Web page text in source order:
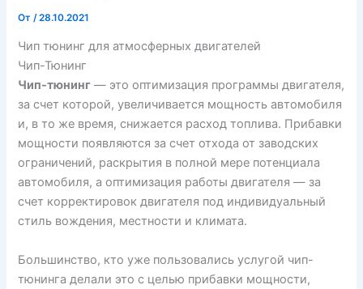
От /28.10.2021
Чип тюнинг для атмосферных двигателей
Чип-Тюнинг
Чип-тюнинг — это оптимизация программы двигателя,
за счет которой, увеличивается мощность автомобиля
и, в то же время, снижается расход топлива. Прибавки
мощности появляются за счет отхода от заводских
ограничений, раскрытия в полной мере потенциала
автомобиля, а оптимизация работы двигателя — за
счет корректировок двигателя под индивидуальный
стиль вождения, местности и климата.
Большинство, кто уже пользовались услугой чип-
тюнинга делали это с целью прибавки мощности,